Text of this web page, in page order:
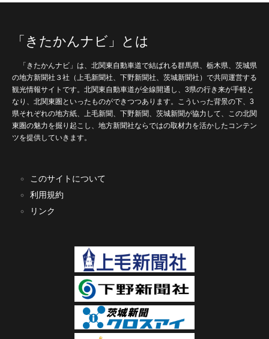
「きたかんナビ」とは
「きたかんナビ」は、北関東自動車道で結ばれる群馬県、栃木県、茨城県
の地方新聞社３社（上毛新聞社、下野新聞社、茨城新聞社）で共同運営する
観光情報サイトです。北関東自動車道が全線開通し、3県の行き来が手軽と
なり、北関東圏といったものができつつあります。こういった背景の下、3
県それぞれの地方紙、上毛新聞、下野新聞、茨城新聞が協力して、この北関
東圏の魅力を掘り起こし、地方新聞社ならではの取材力を活かしたコンテン
ツを提供していきます。
このサイトについて
利用規約
リンク